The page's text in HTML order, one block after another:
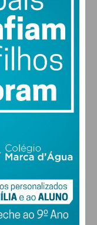
QUI
ALTERAR
PAÇOS DE